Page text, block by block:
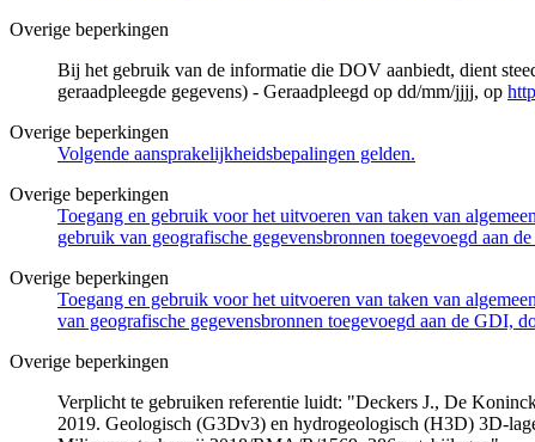
Overige beperkingen
Bij het gebruik van de informatie die DOV aanbiedt, dient
geraadpleegde gegevens) - Geraadpleegd op dd/mm/jjjj, op
Overige beperkingen
Volgende aansprakelijkheidsbepalingen gelden.
Overige beperkingen
Toegang en gebruik voor het uitvoeren van taken van
gebruik van geografische gegevensbronnen toegevoegd aan
Overige beperkingen
Toegang en gebruik voor het uitvoeren van taken van
van geografische gegevensbronnen toegevoegd aan de GDI,
Overige beperkingen
Verplicht te gebruiken referentie luidt: "Deckers J., De
2019. Geologisch (G3Dv3) en hydrogeologisch (H3D) 3D-